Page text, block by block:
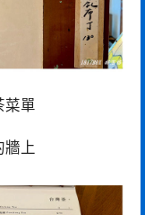
菜單
牆上